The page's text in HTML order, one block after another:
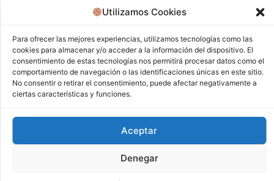
Utilizamos Cookies
Para ofrecer las mejores experiencias, utilizamos tecnologías como las
cookies para almacenar y/o acceder a la información del dispositivo. El
consentimiento de estas tecnologías nos permitirá procesar datos como el
comportamiento de navegación o las identificaciones únicas en este sitio.
No consentir o retirar el consentimiento, puede afectar negativamente a
ciertas características y funciones.
Aceptar
Denegar
Tema Astra para WordPress